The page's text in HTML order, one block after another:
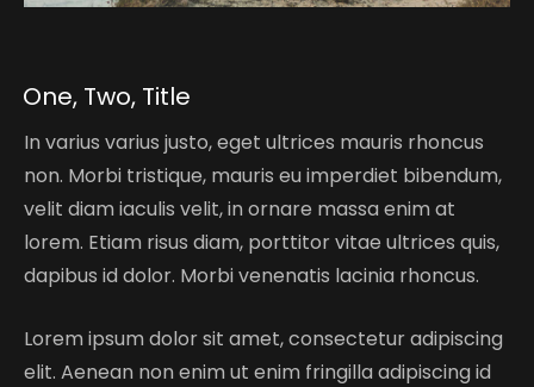
One, Two, Title
In varius varius justo, eget ultrices mauris rhoncus
non. Morbi tristique, mauris eu imperdiet bibendum,
velit diam iaculis velit, in ornare massa enim at
lorem. Etiam risus diam, porttitor vitae ultrices quis,
dapibus id dolor. Morbi venenatis lacinia rhoncus.
Lorem ipsum dolor sit amet, consectetur adipiscing
elit. Aenean non enim ut enim fringilla adipiscing id